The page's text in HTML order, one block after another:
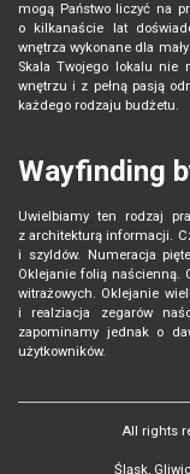
mogą Państwo liczyć na
o kilkanaście lat
wnętrza wykonane dla
Skala Twojego lokalu nie
wnętrzu i z pełną pasją
każdego rodzaju budżetu.
Wayfinding
Uwielbiamy ten rodzaj
z architekturą informacji.
i szyldów. Numeracja
Oklejanie folią naścienną.
witrażowych. Oklejanie
i realziacja zegarów
zapominamy jednak o
użytkowników.
All rights
Śląsk,